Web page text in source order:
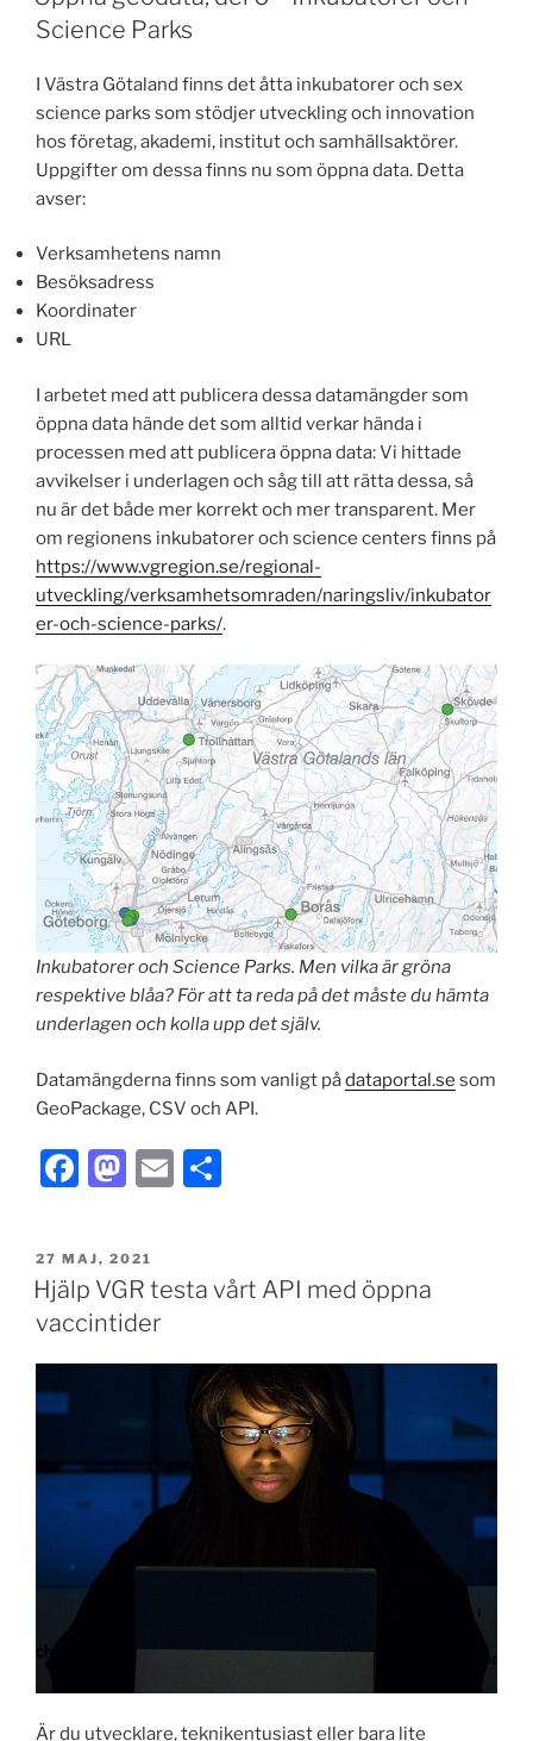
b
o
k
d
o
n
Science Parks
I Västra Götaland finns det åtta inkubatorer och sex
science parks som stödjer utveckling och innovation
hos företag, akademi, institut och samhällsaktörer.
Uppgifter om dessa finns nu som öppna data. Detta
avser:
Verksamhetens namn
Besöksadress
Koordinater
URL
I arbetet med att publicera dessa datamängder som
öppna data hände det som alltid verkar hända i
processen med att publicera öppna data: Vi hittade
avvikelser i underlagen och såg till att rätta dessa, så
nu är det både mer korrekt och mer transparent. Mer
om regionens inkubatorer och science centers finns på
https://www.vgregion.se/regional-
utveckling/verksamhetsomraden/naringsliv/inkubator
er-och-science-parks/.
Inkubatorer och Science Parks. Men vilka är gröna
respektive blåa? För att ta reda på det måste du hämta
underlagen och kolla upp det själv.
Datamängderna finns som vanligt pådataportal.se som
GeoPackage, CSV och API.
F
c
e
b
o
M
st
o
d
o
E
l
PUBLICERAT
27 MAJ, 2021
Hjälp VGR testa vårt API med öppna
vaccintider
Är du utvecklare, teknikentusiast eller bara lite